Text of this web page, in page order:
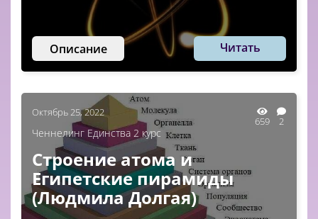
Описание Читать
Октябрь 25, 2022
659 2
Ченнелинг Единства 2 курс
Строение атома и
Египетские пирамиды
(Людмила Долгая)